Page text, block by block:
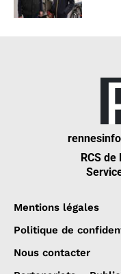
RCS
Mentions légales
Politique de
Nous contacter